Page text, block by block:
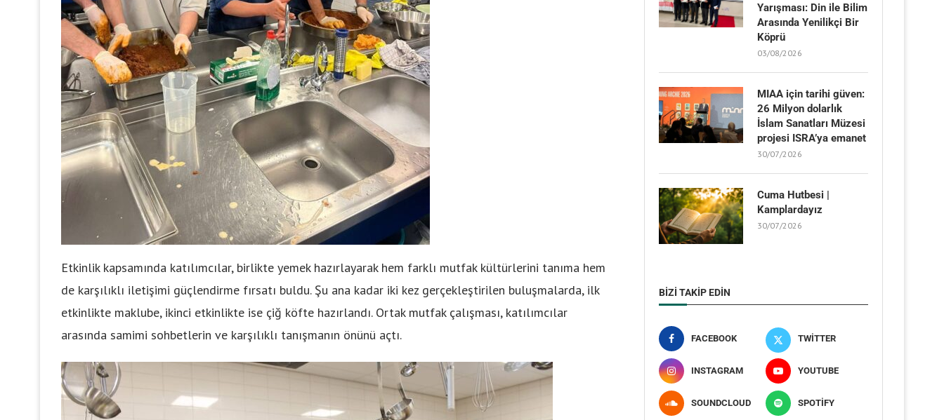
Etkinlik kapsamında katılımcılar, birlikte yemek hazırlayarak hem farklı mutfak kültürlerini tanıma hem
de karşılıklı iletişimi güçlendirme fırsatı buldu. Şu ana kadar iki kez gerçekleştirilen buluşmalarda, ilk
etkinlikte maklube, ikinci etkinlikte ise çiğ köfte hazırlandı. Ortak mutfak çalışması, katılımcılar
arasında samimi sohbetlerin ve karşılıklı tanışmanın önünü açtı.
Yarışması: Din ile Bilim
Arasında Yenilikçi Bir
Köprü
03/08/2026
MIAA için tarihi güven:
26 Milyon dolarlık
İslam Sanatları Müzesi
projesi ISRA’ya emanet
30/07/2026
Cuma Hutbesi |
Kamplardayız
30/07/2026
BIZI TAKIP EDIN
FACEBOOK TWITTER
INSTAGRAM YOUTUBE
SOUNDCLOUD SPOTIFY